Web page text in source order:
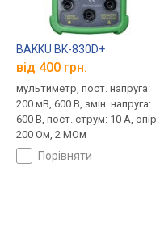
BAKKU BK-830D+
від 400 грн.
мультиметр, пост. напруга:
200 мВ, 600 В, змін. напруга:
600 В, пост. струм: 10 А, опір:
200 Ом, 2 МОм
порівняти